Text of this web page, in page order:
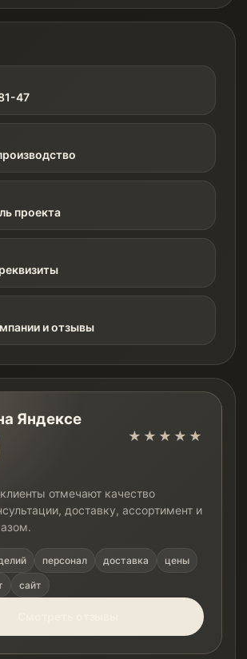
47
проекта
и отзывы
Яндексе
★★★★★
отмечают качество
доставку, ассортимент и
персонал доставка цены
сайт